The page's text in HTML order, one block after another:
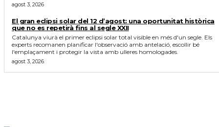
agost 3, 2026
El gran eclipsi solar del 12 d’agost: una oportunitat històrica
que no es repetirà fins al segle XXII
Catalunya viurà el primer eclipsi solar total visible en més d'un segle. Els
experts recomanen planificar l'observació amb antelació, escollir bé
l'emplaçament i protegir la vista amb ulleres homologades.
agost 3, 2026